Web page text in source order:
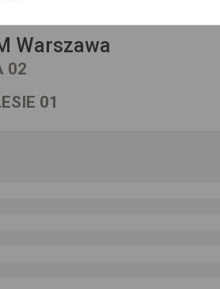
Warszawa
02
01